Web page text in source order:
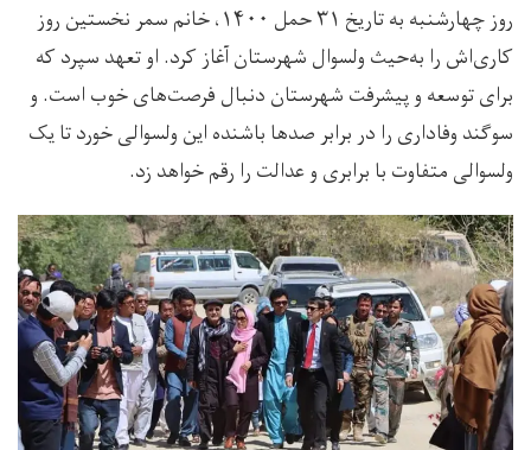
روز چهارشنبه به تاریخ ۳۱ حمل ۱۴۰۰، خانم سمر نخستین روز
کاری‌اش را به‌حیث ولسوال شهرستان آغاز کرد. او تعهد سپرد که
برای توسعه و پیشرفت شهرستان دنبال فرصت‌های خوب است. و
سوگند وفاداری را در برابر صدها باشنده این ولسوالی خورد تا یک
ولسوالی متفاوت با برابری و عدالت را رقم خواهد زد.